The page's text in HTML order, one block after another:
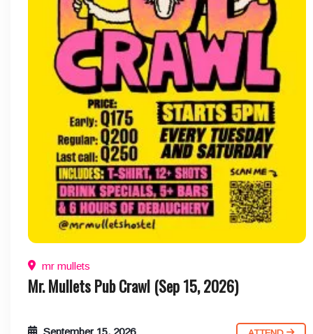
mr mullets
Mr. Mullets Pub Crawl (Sep 15, 2026)